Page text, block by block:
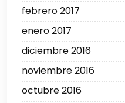
febrero 2017
enero 2017
diciembre 2016
noviembre 2016
octubre 2016